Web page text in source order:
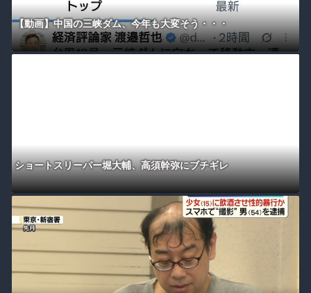
【動画】中国の三峡ダム、今年も大変そう・・・
ショートスリーパー堀大輔、高須幹弥にブチギレ